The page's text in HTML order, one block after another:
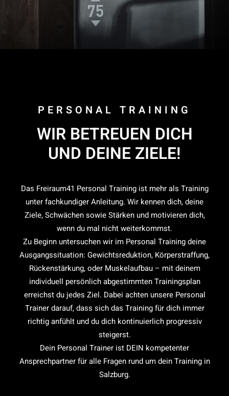
PERSONAL TRAINING
WIR BETREUEN DICH
UND DEINE ZIELE!
Das Freiraum41 Personal Training ist mehr als Training
unter fachkundiger Anleitung. Wir kennen dich, deine
Ziele, Schwächen sowie Stärken und motivieren dich,
wenn du mal nicht weiterkommst.
Zu Beginn untersuchen wir im Personal Training deine
Ausgangssituation: Gewichtsreduktion, Körperstraffung,
Rückenstärkung, oder Muskelaufbau – mit deinem
individuell persönlich abgestimmten Trainingsplan
erreichst du jedes Ziel. Dabei achten unsere Personal
Trainer darauf, dass sich das Training für dich immer
richtig anfühlt und du dich kontinuierlich progressiv
steigerst.
Dein Personal Trainer ist DEIN kompetenter
Ansprechpartner für alle Fragen rund um dein Training in
Salzburg.